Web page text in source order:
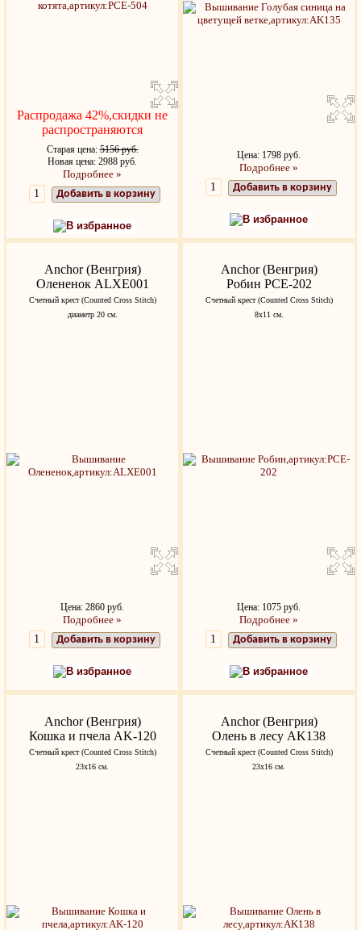
Распродажа 42%,скидки не
распространяются
Старая цена:5156 руб.
Новая цена: 2988 руб.
Подробнее »
Добавить в корзину
В избранное
Цена: 1798 руб.
Подробнее »
Добавить в корзину
В избранное
Anchor (Венгрия)
Олененок ALXE001
Счетный крест (Counted Cross Stitch)
диаметр 20 см.
Цена: 2860 руб.
Подробнее »
Добавить в корзину
В избранное
Anchor (Венгрия)
Робин PCE-202
Счетный крест (Counted Cross Stitch)
8х11 см.
Цена: 1075 руб.
Подробнее »
Добавить в корзину
В избранное
Anchor (Венгрия)
Кошка и пчела AK-120
Счетный крест (Counted Cross Stitch)
23х16 см.
Anchor (Венгрия)
Олень в лесу AK138
Счетный крест (Counted Cross Stitch)
23х16 см.